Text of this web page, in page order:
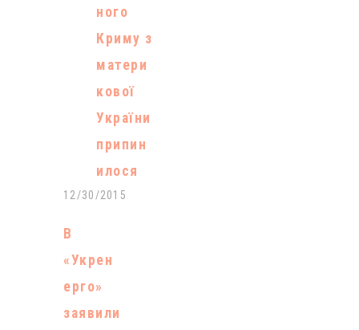
ного
Криму з
матери
кової
України
припин
илося
12/30/2015
В
«Укрен
ерго»
заявили